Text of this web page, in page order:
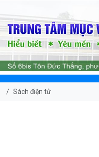
Sách điện tử